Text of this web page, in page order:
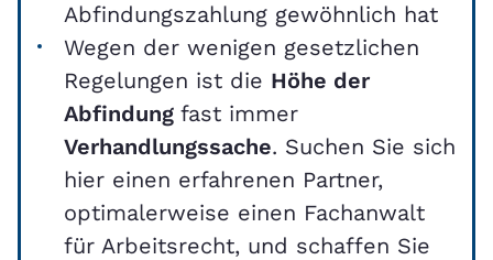
Abfindungszahlung gewöhnlich hat
Wegen der wenigen gesetzlichen
Regelungen ist die Höhe der
Abfindung fast immer
Verhandlungssache. Suchen Sie sich
hier einen erfahrenen Partner,
optimalerweise einen Fachanwalt
für Arbeitsrecht, und schaffen Sie